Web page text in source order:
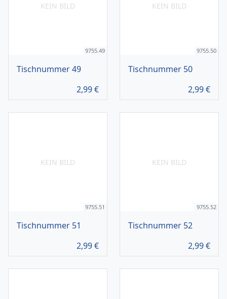
KEIN BILD
9755.49
Tischnummer 49
2,99€
KEIN BILD
9755.50
Tischnummer 50
2,99€
KEIN BILD
9755.51
Tischnummer 51
2,99€
KEIN BILD
9755.52
Tischnummer 52
2,99€